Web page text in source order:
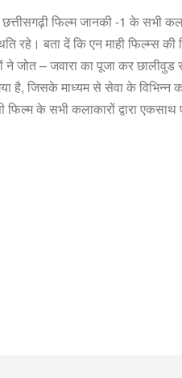
छत्तीसगढ़ी फिल्म जानकी -1 के सभी
रहे। बता दें कि एन माही
ने जोत – जवारा का पूजा कर
है, जिसके माध्यम से सेवा के
के सभी कलाकारों द्वारा